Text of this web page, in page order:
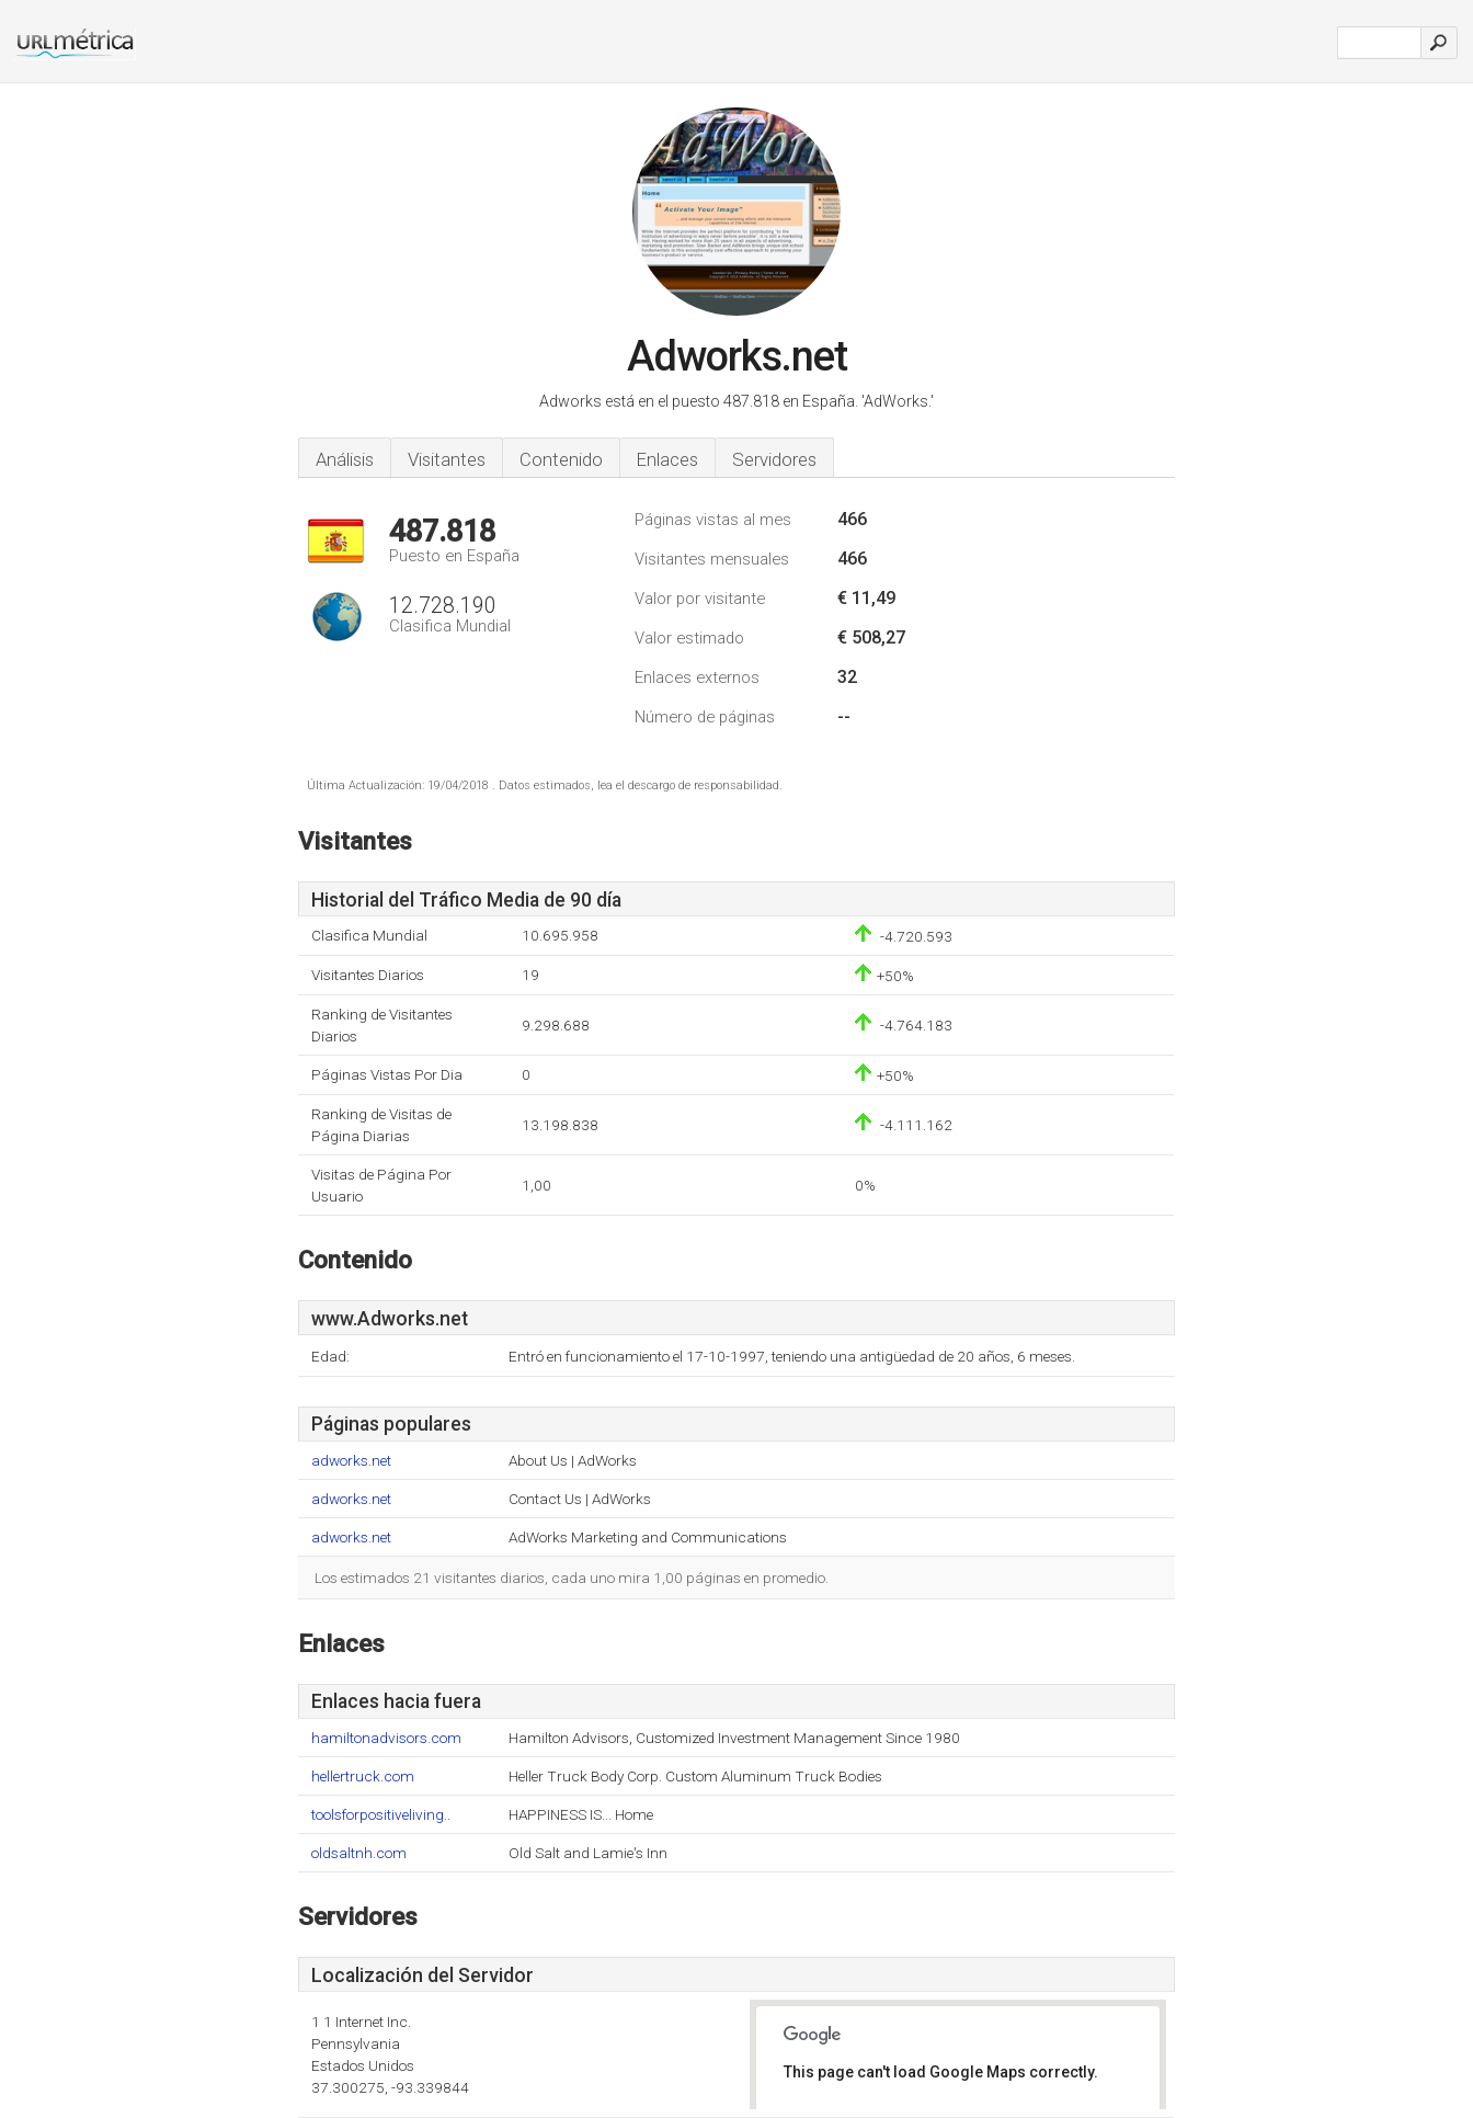
Adworks.net
Adworks está en el puesto 487.818 en España. 'AdWorks.'
Análisis Visitantes Contenido Enlaces Servidores
487.818
Puesto en España
12.728.190
Clasifica Mundial
Páginas vistas al mes 466
Visitantes mensuales 466
Valor por visitante € 11,49
Valor estimado € 508,27
Enlaces externos 32
Número de páginas --
Última Actualización: 19/04/2018 . Datos estimados, lea el descargo de responsabilidad.
Visitantes
Historial del Tráfico Media de 90 día
Clasifica Mundial 10.695.958 -4.720.593
Visitantes Diarios 19 +50%
Ranking de Visitantes
Diarios
9.298.688 -4.764.183
Páginas Vistas Por Dia 0 +50%
Ranking de Visitas de
Página Diarias
13.198.838 -4.111.162
Visitas de Página Por
Usuario
1,00 0%
Contenido
www.Adworks.net
Edad: Entró en funcionamiento el 17-10-1997, teniendo una antigüedad de 20 años, 6 meses.
Páginas populares
adworks.net About Us | AdWorks
adworks.net Contact Us | AdWorks
adworks.net AdWorks Marketing and Communications
Los estimados 21 visitantes diarios, cada uno mira 1,00 páginas en promedio.
Enlaces
Enlaces hacia fuera
hamiltonadvisors.com Hamilton Advisors, Customized Investment Management Since 1980
hellertruck.com Heller Truck Body Corp. Custom Aluminum Truck Bodies
toolsforpositiveliving.. HAPPINESS IS... Home
oldsaltnh.com Old Salt and Lamie's Inn
Servidores
Localización del Servidor
1 1 Internet Inc.
Pennsylvania
Estados Unidos
37.300275, -93.339844
This page can't load Google Maps correctly.